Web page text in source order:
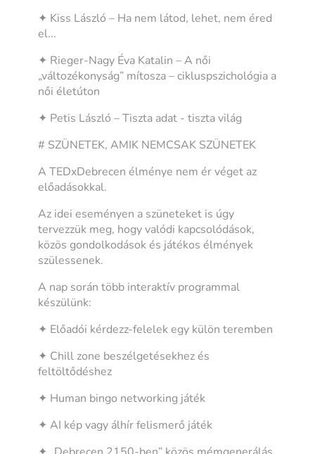
✦ Kiss László – Ha nem látod, lehet, nem éred
el...
✦ Rieger-Nagy Éva Katalin – A női
„változékonyság” mítosza – cikluspszichológia a
női életúton
✦ Petis László – Tiszta adat - tiszta világ
# SZÜNETEK, AMIK NEMCSAK SZÜNETEK
A TEDxDebrecen élménye nem ér véget az
előadásokkal.
Az idei eseményen a szüneteket is úgy
tervezzük meg, hogy valódi kapcsolódások,
közös gondolkodások és játékos élmények
szülessenek.
A nap során több interaktív programmal
készülünk:
✦ Előadói kérdezz-felelek egy külön teremben
✦ Chill zone beszélgetésekhez és
feltöltődéshez
✦ Human bingo networking játék
✦ AI kép vagy álhír felismerő játék